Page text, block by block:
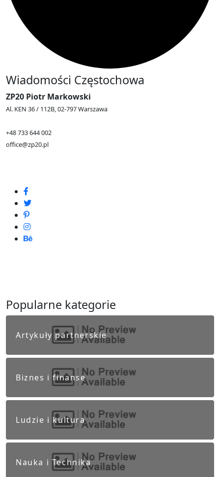
Wiadomości Częstochowa
ZP20 Piotr Markowski
Al. KEN 36 / 112B, 02-797 Warszawa
+48 733 644 002
office@zp20.pl
Popularne kategorie
Artykuły partnerskie
Biznes i finanse
Ludzie i kultura
Nauka i Technika